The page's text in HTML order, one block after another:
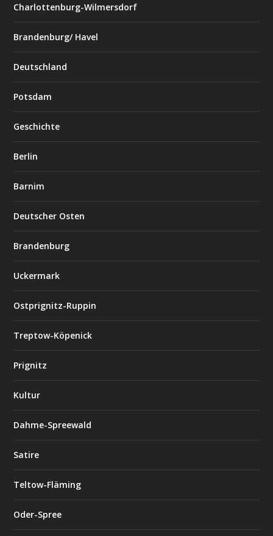
Charlottenburg-Wilmersdorf
Brandenburg/ Havel
Deutschland
Potsdam
Geschichte
Berlin
Barnim
Deutscher Osten
Brandenburg
Uckermark
Ostprignitz-Ruppin
Treptow-Köpenick
Prignitz
Kultur
Dahme-Spreewald
Satire
Teltow-Fläming
Oder-Spree